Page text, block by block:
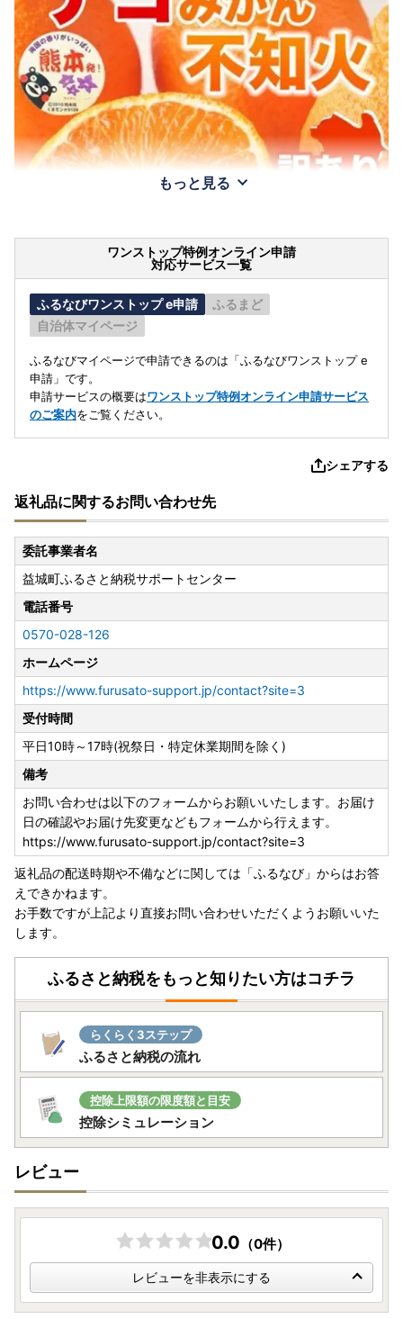
もっと見る
ワンストップ特例オンライン申請
対応サービス一覧
ふるなびワンストップ e申請
ふるまど
自治体マイページ
ふるなびマイページで申請できるのは「ふるなびワンストップ e
申請」です。
申請サービスの概要はワンストップ特例オンライン申請サービス
のご案内をご覧ください。
シェアする
返礼品に関するお問い合わせ先
委託事業者名
益城町ふるさと納税サポートセンター
電話番号
0570-028-126
ホームページ
https://www.furusato-support.jp/contact?site=3
受付時間
平日10時～17時(祝祭日・特定休業期間を除く)
備考
お問い合わせは以下のフォームからお願いいたします。お届け
日の確認やお届け先変更などもフォームから行えます。
https://www.furusato-support.jp/contact?site=3
返礼品の配送時期や不備などに関しては「ふるなび」からはお答
えできかねます。
お手数ですが上記より直接お問い合わせいただくようお願いいた
します。
ふるさと納税をもっと知りたい方はコチラ
らくらく3ステップ
ふるさと納税の流れ
控除上限額の限度額と目安
控除シミュレーション
レビュー
0.0 （0件）
レビューを非表示にする